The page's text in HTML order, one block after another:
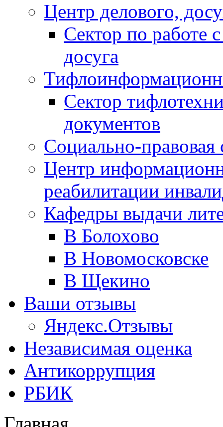
Центр делового,
Сектор по работе
досуга
Сектор
документов
Социально-правовая
Центр
реабилитации
Кафедры выдачи
В Болохово
В Новомосковске
В Щекино
Ваши отзывы
Яндекс.Отзывы
Независимая оценка
Антикоррупция
РБИК